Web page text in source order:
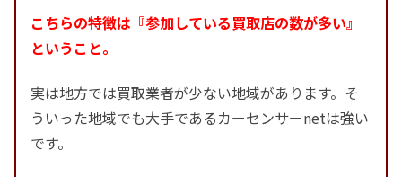
こちらの特徴は『参加している買取店の数が多い』
ということ。
実は地方では買取業者が少ない地域があります。そ
ういった地域でも大手であるカーセンサーnetは強い
です。